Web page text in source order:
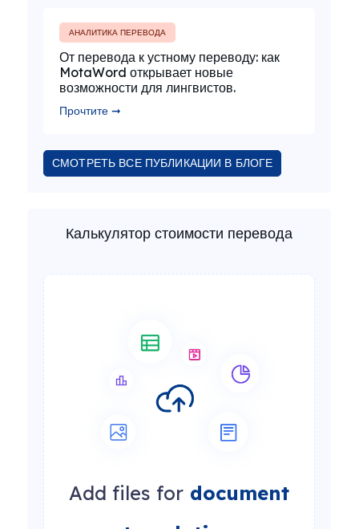
АНАЛИТИКА ПЕРЕВОДА
От перевода к устному переводу: как
MotaWord открывает новые
возможности для лингвистов.
Прочтите ➞
СМОТРЕТЬ ВСЕ ПУБЛИКАЦИИ В БЛОГЕ
Калькулятор стоимости перевода
Add files for document